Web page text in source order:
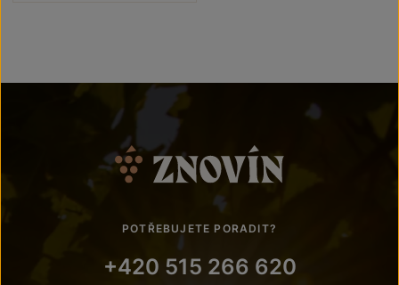
POTŘEBUJETE PORADIT?
+420 515 266 620